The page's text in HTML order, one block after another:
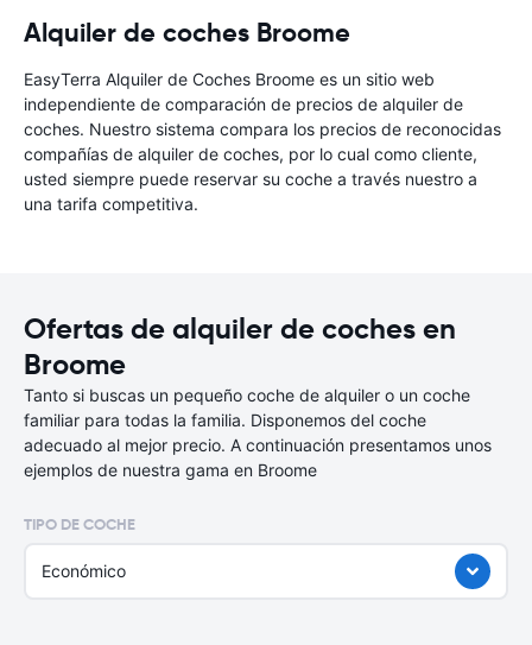
Alquiler de coches Broome
EasyTerra Alquiler de Coches Broome es un sitio web
independiente de comparación de precios de alquiler de
coches. Nuestro sistema compara los precios de reconocidas
compañías de alquiler de coches, por lo cual como cliente,
usted siempre puede reservar su coche a través nuestro a
una tarifa competitiva.
Ofertas de alquiler de coches en
Broome
Tanto si buscas un pequeño coche de alquiler o un coche
familiar para todas la familia. Disponemos del coche
adecuado al mejor precio. A continuación presentamos unos
ejemplos de nuestra gama en Broome
TIPO DE COCHE
Económico